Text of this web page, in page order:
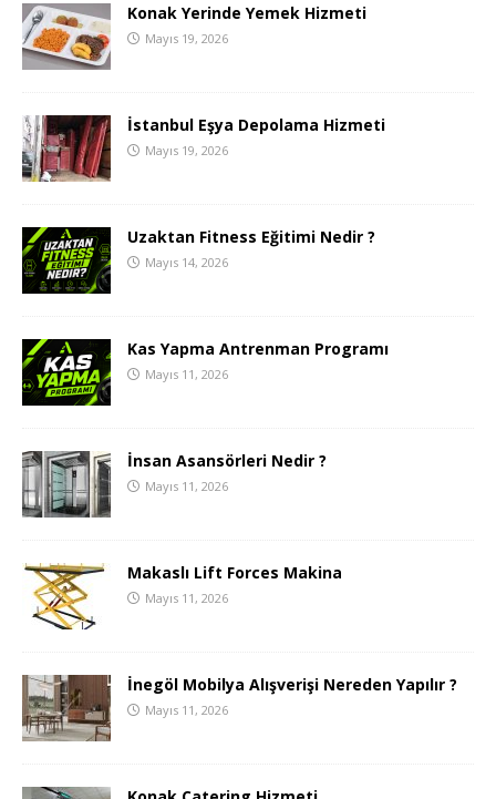
Konak Yerinde Yemek Hizmeti
Mayıs 19, 2026
İstanbul Eşya Depolama Hizmeti
Mayıs 19, 2026
Uzaktan Fitness Eğitimi Nedir ?
Mayıs 14, 2026
Kas Yapma Antrenman Programı
Mayıs 11, 2026
İnsan Asansörleri Nedir ?
Mayıs 11, 2026
Makaslı Lift Forces Makina
Mayıs 11, 2026
İnegöl Mobilya Alışverişi Nereden Yapılır ?
Mayıs 11, 2026